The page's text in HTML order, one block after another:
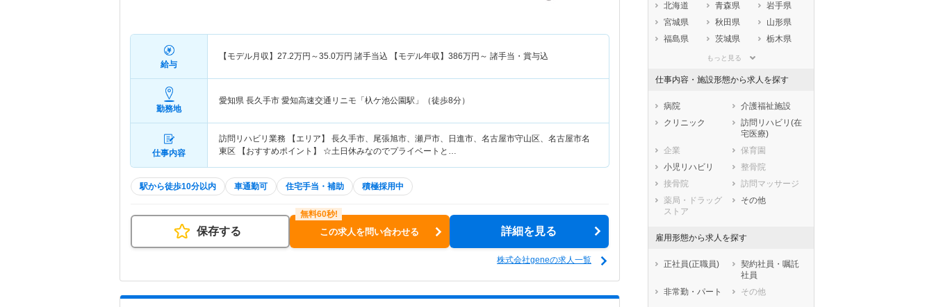
給与
【モデル月収】 27.2万円～35.0万円 諸手当込 【モデル年収】 386万円～ 諸手当・賞与込
勤務地
愛知県 長久手市 愛知高速交通リニモ「杁ケ池公園駅」（徒歩8分）
仕事内容
訪問リハビリ業務 【エリア】 長久手市、尾張旭市、瀬戸市、日進市、名古屋市守山区、名古屋市名
東区 【おすすめポイント】 ☆土日休みなのでプライベートと…
駅から徒歩10分以内 車通勤可 住宅手当・補助 積極採用中
保存する この求人を問い合わせる 詳細を見る
株式会社geneの求人一覧
北海道 青森県
岩手県
宮城県
秋田県
山形県
福島県
茨城県
栃木県
埼玉県
石川県
福井県
岐阜県
静岡県
愛知県
三重県
大阪府
兵庫県
奈良県
鳥取県
島根県
広島県
山口県
徳島県
香川県
愛媛県
熊本県
大分県
もっと見る
仕事内容・施設形態から求人を探す
病院
介護福祉施設
クリニック
訪問リハビリ(在
宅医療)
企業
保育園
小児リハビリ
整骨院
接骨院
訪問マッサージ
薬局・ドラッグ
ストア
その他
雇用形態から求人を探す
正社員(正職員)
契約社員・嘱託
社員
非常勤・パート
その他